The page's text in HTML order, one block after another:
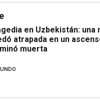
en Uzbekistán: una
atrapada en un
muerta